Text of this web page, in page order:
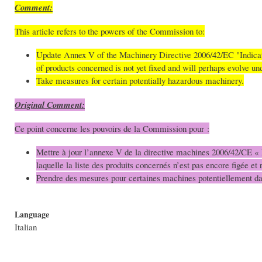
Comment:
This article refers to the powers of the Commission to:
Update Annex V of the Machinery Directive 2006/42/EC
of products concerned is not yet fixed and will perhaps evolve
Take measures for certain potentially hazardous machinery.
Original Comment:
Ce point concerne les pouvoirs de la Commission pour :
Mettre à jour l’annexe V de la directive machines 2006/42/CE
laquelle la liste des produits concernés n’est pas encore figée
Prendre des mesures pour certaines machines potentiellement
Language
Italian